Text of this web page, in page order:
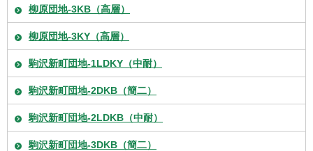
柳原団地-3KB（高層）
柳原団地-3KY（高層）
駒沢新町団地-1LDKY（中耐）
駒沢新町団地-2DKB（簡二）
駒沢新町団地-2LDKB（中耐）
駒沢新町団地-3DKB（簡二）